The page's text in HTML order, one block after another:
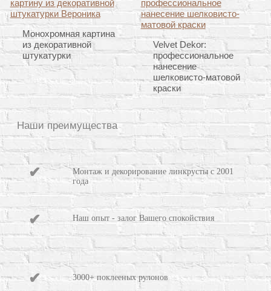
Монохромная картина
из декоративной
штукатурки
Velvet Dekor:
профессиональное
нанесение
шелковисто-матовой
краски
Наши преимущества
Монтаж и декорирование линкрусты с 2001
года
Наш опыт - залог Вашего спокойствия
3000+ поклееных рулонов